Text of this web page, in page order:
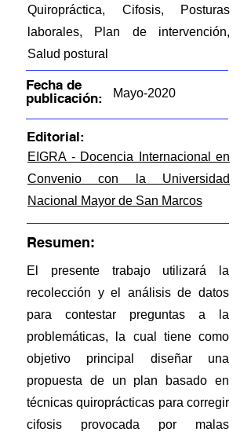
Quiropráctica, Cifosis, Posturas
laborales, Plan de intervención,
Salud postural
Fecha de
publicación:
Mayo-2020
Editorial:
EIGRA - Docencia Internacional en
Convenio con la Universidad
Nacional Mayor de San Marcos
Resumen:
El presente trabajo utilizará la
recolección y el análisis de datos
para contestar preguntas a la
problemáticas, la cual tiene como
objetivo principal diseñar una
propuesta de un plan basado en
técnicas quiroprácticas para corregir
cifosis provocada por malas